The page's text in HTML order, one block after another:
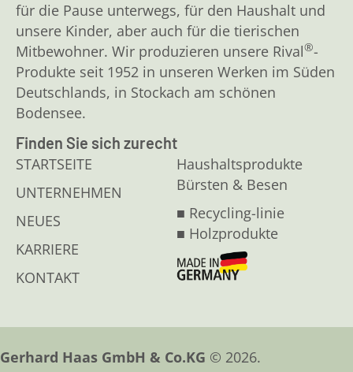
für die Pause unterwegs, für den Haushalt und
unsere Kinder, aber auch für die tierischen
Mitbewohner. Wir produzieren unsere Rival®-
Produkte seit 1952 in unseren Werken im Süden
Deutschlands, in Stockach am schönen
Bodensee.
Finden Sie sich zurecht
STARTSEITE
UNTERNEHMEN
NEUES
KARRIERE
KONTAKT
Haushaltsprodukte
Bürsten & Besen
■ Recycling-linie
■ Holzprodukte
Gerhard Haas GmbH & Co.KG © 2026.